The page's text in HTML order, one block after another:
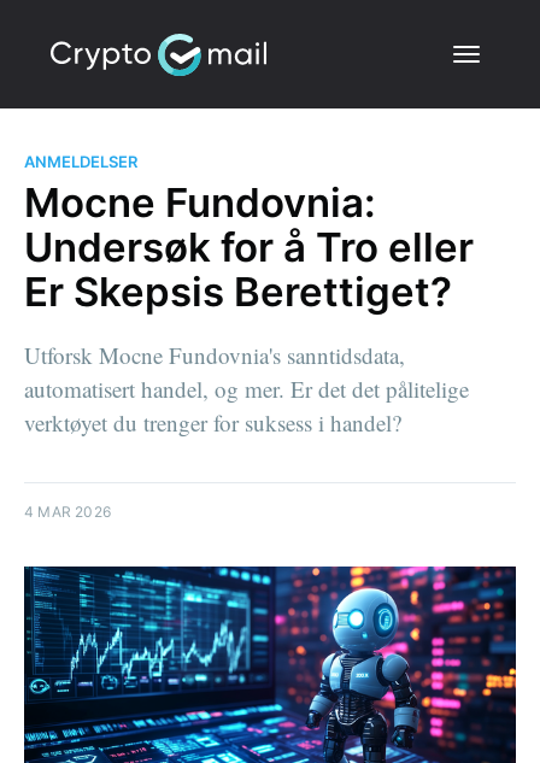
ANMELDELSER
Mocne Fundovnia:
Undersøk for å Tro eller
Er Skepsis Berettiget?
Utforsk Mocne Fundovnia's sanntidsdata,
automatisert handel, og mer. Er det det pålitelige
verktøyet du trenger for suksess i handel?
4 MAR 2026